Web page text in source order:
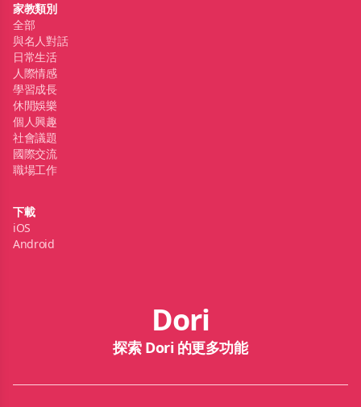
家教類別
全部
與名人對話
日常生活
人際情感
學習成長
休閒娛樂
個人興趣
社會議題
國際交流
職場工作
下載
iOS
Android
Dori
探索 Dori 的更多功能